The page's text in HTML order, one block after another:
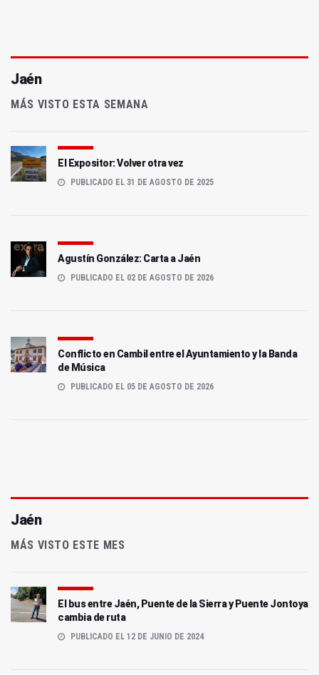
Jaén
MÁS VISTO ESTA SEMANA
El Expositor: Volver otra vez
PUBLICADO EL 31 DE AGOSTO DE 2025
Agustín González: Carta a Jaén
PUBLICADO EL 02 DE AGOSTO DE 2026
Conflicto en Cambil entre el Ayuntamiento y la Banda
de Música
PUBLICADO EL 05 DE AGOSTO DE 2026
Jaén
MÁS VISTO ESTE MES
El bus entre Jaén, Puente de la Sierra y Puente Jontoya
cambia de ruta
PUBLICADO EL 12 DE JUNIO DE 2024